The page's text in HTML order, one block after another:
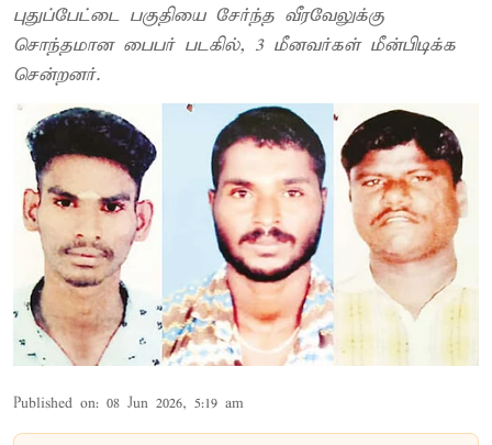
புதுப்பேட்டை பகுதியை சேர்ந்த வீரவேலுக்கு
சொந்தமான பைபர் படகில், 3 மீனவர்கள் மீன்பிடிக்க
சென்றனர்.
Published on: 08 Jun 2026, 5:19 am